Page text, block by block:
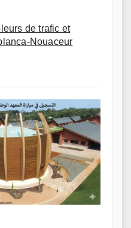
de trafic et
Nouaceur